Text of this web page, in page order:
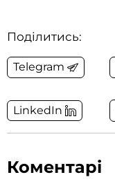
Поділитись:
Telegram
LinkedIn
Коментарі